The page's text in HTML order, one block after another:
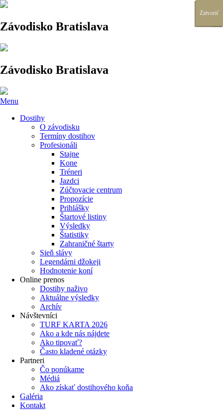
Závodisko Bratislava
Závodisko Bratislava
Menu
Dostihy
O závodisku
Termíny dostihov
Profesionáli
Stajne
Kone
Tréneri
Jazdci
Zúčtovacie centrum
Propozície
Prihlášky
Štartové listiny
Výsledky
Štatistiky
Zahraničné štarty
Sieň slávy
Legendárni džokeji
Hodnotenie koní
Online prenos
Dostihy naživo
Aktuálne výsledky
Archív
Návštevníci
TURF KARTA 2026
Ako a kde nás nájdete
Ako tipovať?
Často kladené otázky
Partneri
Čo ponúkame
Médiá
Ako získať dostihového koňa
Galéria
Kontakt
Zatvoriť
Zatvoriť
Zatvoriť
Zatvoriť
Zatvoriť
Zatvoriť
Zatvoriť
Zatvoriť
Zatvoriť
Zatvoriť
Zatvoriť
Zatvoriť
Zatvoriť
Zatvoriť
Zatvoriť
Zatvoriť
Zatvoriť
Zatvoriť
CLOSE
X
Zatvoriť